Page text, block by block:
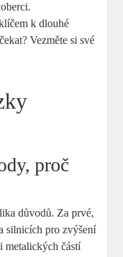
k dlouhé
Vezměte si své
proč
důvodů. Za prvé,
silnicích pro zvýšení
metalických částí